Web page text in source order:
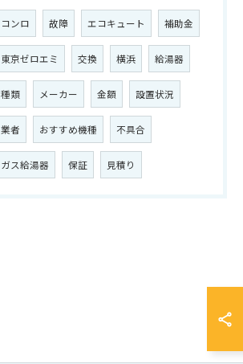
コンロ 故障 エコキュート 補助金
東京ゼロエミ 交換 横浜 給湯器
種類 メーカー 金額 設置状況
業者 おすすめ機種 不具合
ガス給湯器 保証 見積り